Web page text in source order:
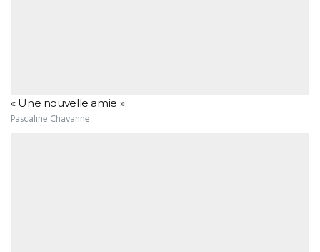
« Une nouvelle amie »
Pascaline Chavanne